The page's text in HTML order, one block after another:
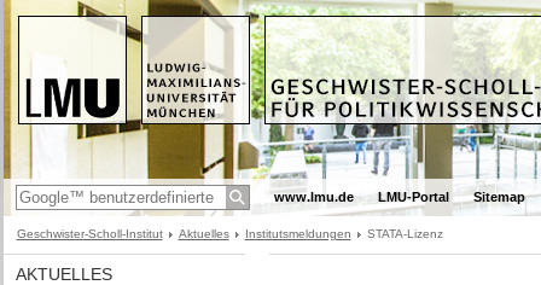
www.lmu.de LMU-Portal Sitemap
Geschwister-Scholl-Institut Aktuelles Institutsmeldungen STATA-Lizenz
AKTUELLES